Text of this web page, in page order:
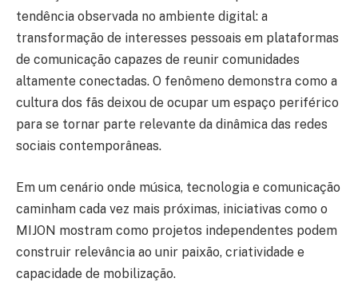
tendência observada no ambiente digital: a
transformação de interesses pessoais em plataformas
de comunicação capazes de reunir comunidades
altamente conectadas. O fenômeno demonstra como a
cultura dos fãs deixou de ocupar um espaço periférico
para se tornar parte relevante da dinâmica das redes
sociais contemporâneas.
Em um cenário onde música, tecnologia e comunicação
caminham cada vez mais próximas, iniciativas como o
MIJON mostram como projetos independentes podem
construir relevância ao unir paixão, criatividade e
capacidade de mobilização.